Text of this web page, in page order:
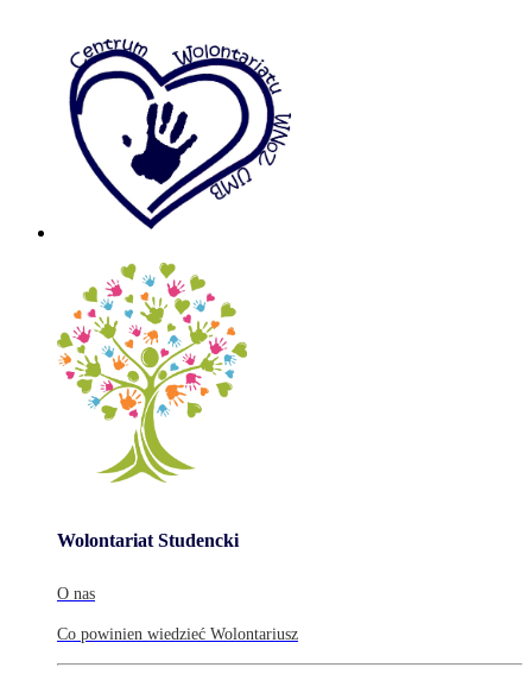
Wolontariat Studencki
O nas
Co powinien wiedzieć Wolontariusz